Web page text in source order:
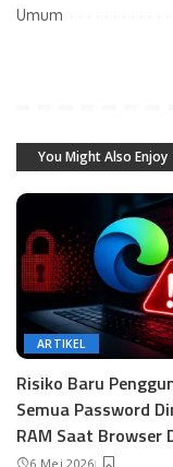
Umum
You Might Also Enjoy
ARTIKEL
Risiko Baru
Semua Password
RAM Saat Browser
6 Mei 2026